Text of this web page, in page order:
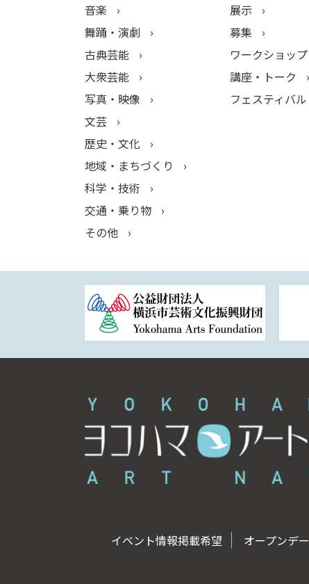
音楽
舞踊・演劇
古典芸能
大衆芸能
写真・映像
文芸
歴史・文化
地域・まちづくり
科学・技術
交通・乗り物
その他
展示
募集
ワークショップ
講座・トーク
フェスティバル
イベント情報掲載希望 オープンデ